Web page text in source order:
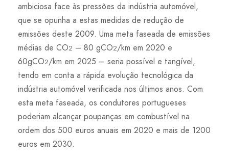
ambiciosa face às pressões da indústria automóvel,
que se opunha a estas medidas de redução de
emissões deste 2009. Uma meta faseada de emissões
médias de CO2 – 80 gCO2/km em 2020 e
60gCO2/km em 2025 – seria possível e tangível,
tendo em conta a rápida evolução tecnológica da
indústria automóvel verificada nos últimos anos. Com
esta meta faseada, os condutores portugueses
poderiam alcançar poupanças em combustível na
ordem dos 500 euros anuais em 2020 e mais de 1200
euros em 2030.